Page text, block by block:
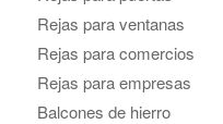
Rejas para ventanas
Rejas para comercios
Rejas para empresas
Balcones de hierro